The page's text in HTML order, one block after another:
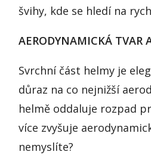
švihy, kde se hledí na
AERODYNAMICKÁ TVAR
Svrchní část helmy je
důraz na co nejnižší
helmě oddaluje rozpad
více zvyšuje
nemyslíte?